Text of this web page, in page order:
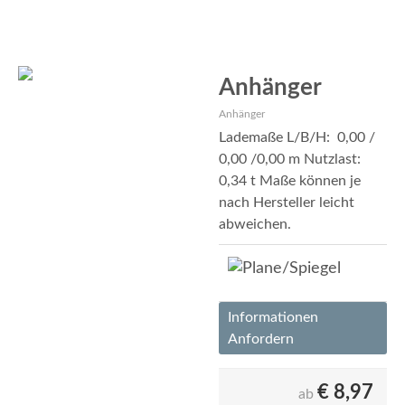
Anhänger
Anhänger
Lademaße L/B/H: 0,00 /
0,00 /0,00 m Nutzlast:
0,34 t Maße können je
nach Hersteller leicht
abweichen.
Informationen
Anfordern
ab € 8,97